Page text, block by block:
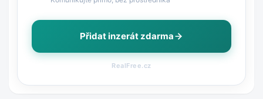
Přidat inzerát zdarma
RealFree.cz